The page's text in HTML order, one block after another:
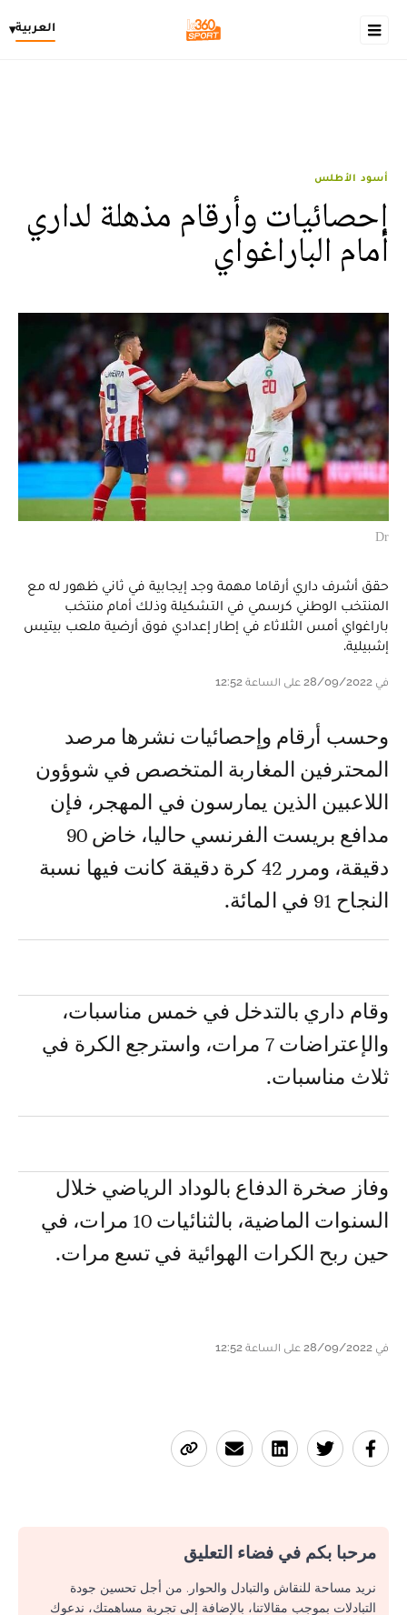
العربية▾
أسود الأطلس
إحصائيات وأرقام مذهلة لداري
أمام الباراغواي
Dr
حقق أشرف داري أرقاما مهمة وجد إيجابية في ثاني ظهور له مع
المنتخب الوطني كرسمي في التشكيلة وذلك أمام منتخب
باراغواي أمس الثلاثاء في إطار إعدادي فوق أرضية ملعب بيتيس
إشبيلية.
في 28/09/2022 على الساعة 12:52
وحسب أرقام وإحصائيات نشرها مرصد
المحترفين المغاربة المتخصص في شوؤون
اللاعبين الذين يمارسون في المهجر، فإن
مدافع بريست الفرنسي حاليا، خاض 90
دقيقة، ومرر 42 كرة دقيقة كانت فيها نسبة
النجاح 91 في المائة.
وقام داري بالتدخل في خمس مناسبات،
والإعتراضات 7 مرات، واسترجع الكرة في
ثلاث مناسبات.
وفاز صخرة الدفاع بالوداد الرياضي خلال
السنوات الماضية، بالثنائيات 10 مرات، في
حين ربح الكرات الهوائية في تسع مرات.
في 28/09/2022 على الساعة 12:52
مرحبا بكم في فضاء التعليق
نريد مساحة للنقاش والتبادل والحوار. من أجل تحسين جودة
التبادلات بموجب مقالاتنا، بالإضافة إلى تجربة مساهمتك، ندعوك